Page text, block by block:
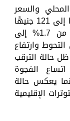
والسعر
العادل للذهب ارتفعت من نحو 111 جنيهًا إلى 121 جنيهًا
للجرام، لترتفع نسبة العلاوة السعرية من 1.7% إلى
وارتفاع
حالة الترقب
الفجوة
يعكس حالة
الإقليمية